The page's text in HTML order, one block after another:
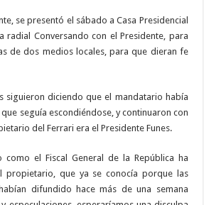
se presentó el sábado a Casa Presidencial
radial Conversando con el Presidente, para
de dos medios locales, para que dieran fe
siguieron diciendo que el mandatario había
seguía escondiéndose, y continuaron con
del Ferrari era el Presidente Funes.
como el Fiscal General de la República ha
propietario, que ya se conocía porque las
difundido hace más de una semana